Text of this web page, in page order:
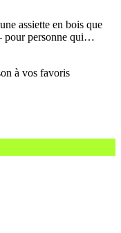
assiette en bois que
pour personne qui…